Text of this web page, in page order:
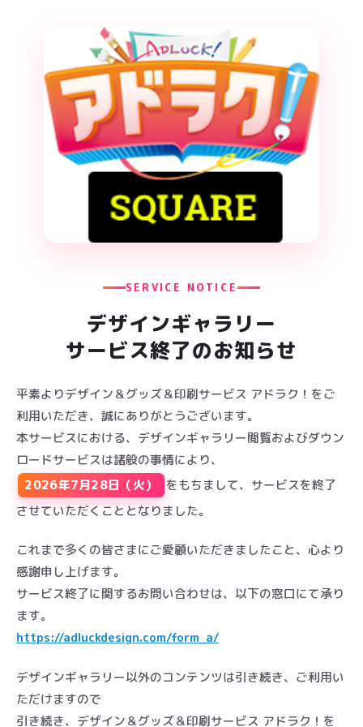
SERVICE NOTICE
デザインギャラリー
サービス終了のお知らせ
平素よりデザイン＆グッズ＆印刷サービス アドラク！をご
利用いただき、誠にありがとうございます。
本サービスにおける、デザインギャラリー閲覧およびダウン
ロードサービスは諸般の事情により、
2026年7月28日（火）
をもちまして、サービスを終了
させていただくこととなりました。
これまで多くの皆さまにご愛顧いただきましたこと、心より
感謝申し上げます。
サービス終了に関するお問い合わせは、以下の窓口にて承り
ます。
https://adluckdesign.com/form_a/
デザインギャラリー以外のコンテンツは引き続き、ご利用い
ただけますので
引き続き、デザイン＆グッズ＆印刷サービス アドラク！を